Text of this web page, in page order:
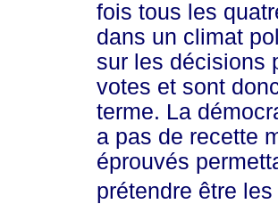
fois tous les
dans un climat
sur les décisions
votes et sont
terme. La
a pas de recette
éprouvés
prétendre être